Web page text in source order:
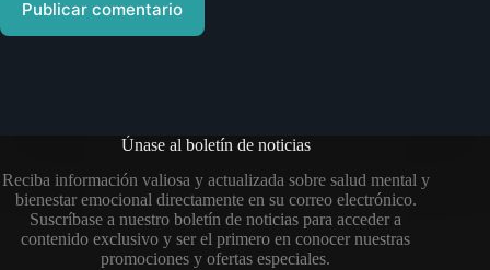
Publicar comentario
Únase al boletín de noticias
Reciba información valiosa y actualizada sobre salud mental y
bienestar emocional directamente en su correo electrónico.
Suscríbase a nuestro boletín de noticias para acceder a
contenido exclusivo y ser el primero en conocer nuestras
promociones y ofertas especiales.